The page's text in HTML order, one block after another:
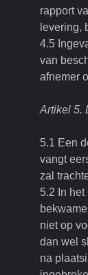
rapport
levering,
4.5
van
afnemer
Artikel 5.
5.1 Een
vangt
zal
5.2 In
niet op
dan wel
na